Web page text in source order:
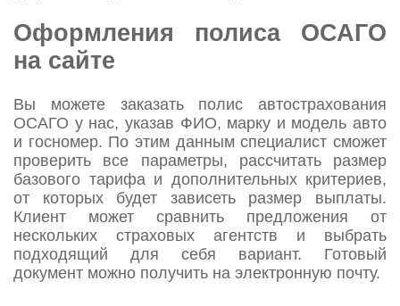
Оформления полиса ОСАГО
на сайте
Вы можете заказать полис автострахования
ОСАГО у нас, указав ФИО, марку и модель авто
и госномер. По этим данным специалист сможет
проверить все параметры, рассчитать размер
базового тарифа и дополнительных критериев,
от которых будет зависеть размер выплаты.
Клиент может сравнить предложения от
нескольких страховых агентств и выбрать
подходящий для себя вариант. Готовый
документ можно получить на электронную почту.